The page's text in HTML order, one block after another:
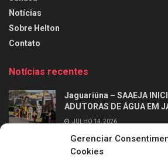
Gerenciar
Cookies
Notícias
Sobre Helton
Contato
Notícias recentes
Jaguariúna – SAAEJA
ADUTORAS DE ÁGUA EM
JULHO 14, 2026
Ribeirão Preto –
às salas de aula dos 2º